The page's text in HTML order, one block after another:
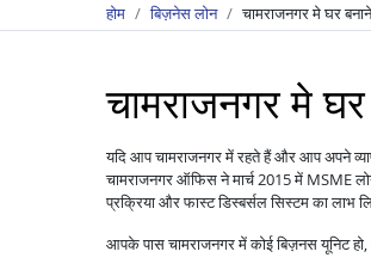
होम बिज़नेस लोन चामराजनगर मे घर
चामराजनगर मे
यदि आप चामराजनगर में रहते हैं और आप अपने
चामराजनगर ऑफिस ने मार्च 2015 में MSME
प्रक्रिया और फास्ट डिस्बर्सल सिस्टम का लाभ
आपके पास चामराजनगर में कोई बिज़नस यूनिट